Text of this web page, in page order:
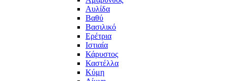
Αυλίδα
Βαθύ
Βασιλικό
Ερέτρια
Ιστιαία
Κάρυστος
Καστέλλα
Κύμη